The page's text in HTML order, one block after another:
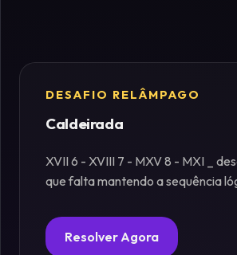
Charadas
Lógica
Fósforos
DESAFIO RELÂMPAGO
Caldeirada
XVII 6 - XVIII 7 - MXV 8 - MXI _
que falta mantendo a sequência
Resolver Agora